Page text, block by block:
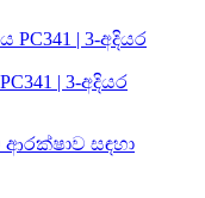
| 3-අදියර